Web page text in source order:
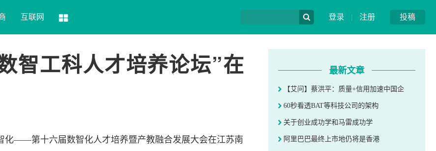
投稿
登录 | 注册
互联网
工科人才培养论坛”在
化——第十六届数智化人才培养暨产教融合发展大会在江苏南
最新文章
【艾问】蔡洪平：质量+信用加速中国企
60秒看透BAT等科技公司的架构
关于创业成功学和马雷成功学
阿里巴巴最终上市地仍将是香港